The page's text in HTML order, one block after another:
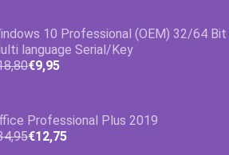
10 Professional (OEM) 32/64 Bit
language Serial/Key
€9,95
Professional Plus 2019
€12,75